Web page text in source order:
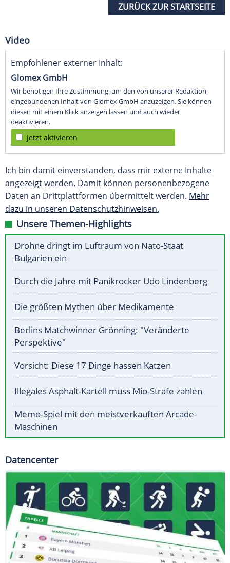
ZURÜCK ZUR STARTSEITE
Video
Empfohlener externer Inhalt:
Glomex GmbH
Wir benötigen Ihre Zustimmung, um den von unserer Redaktion
eingebundenen Inhalt von Glomex GmbH anzuzeigen. Sie können
diesen mit einem Klick anzeigen lassen und auch wieder
deaktivieren.
jetzt aktivieren
Ich bin damit einverstanden, dass mir externe Inhalte
angezeigt werden. Damit können personenbezogene
Daten an Drittplattformen übermittelt werden. Mehr
dazu in unseren Datenschutzhinweisen.
Unsere Themen-Highlights
Drohne dringt im Luftraum von Nato-Staat
Bulgarien ein
Durch die Jahre mit Panikrocker Udo Lindenberg
Die größten Mythen über Medikamente
Berlins Matchwinner Grönning: "Veränderte
Perspektive"
Vorsicht: Diese 17 Dinge hassen Katzen
Illegales Asphalt-Kartell muss Mio-Strafe zahlen
Memo-Spiel mit den meistverkauften Arcade-
Maschinen
Datencenter